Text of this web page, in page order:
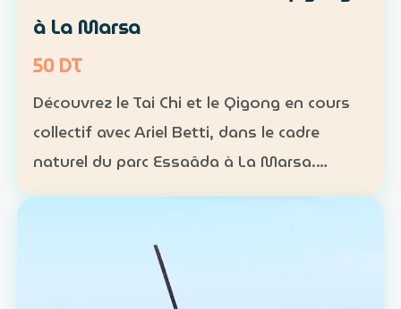
à La Marsa
50 DT
Découvrez le Tai Chi et le Qigong en cours
collectif avec Ariel Betti, dans le cadre
naturel du parc Essaâda à La Marsa.
Format : cours collectif Rythme : une
séances sur un mois Ta…